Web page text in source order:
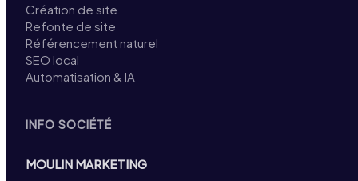
Création de site
Refonte de site
Référencement naturel
SEO local
Automatisation & IA
INFO SOCIÉTÉ
MOULIN MARKETING